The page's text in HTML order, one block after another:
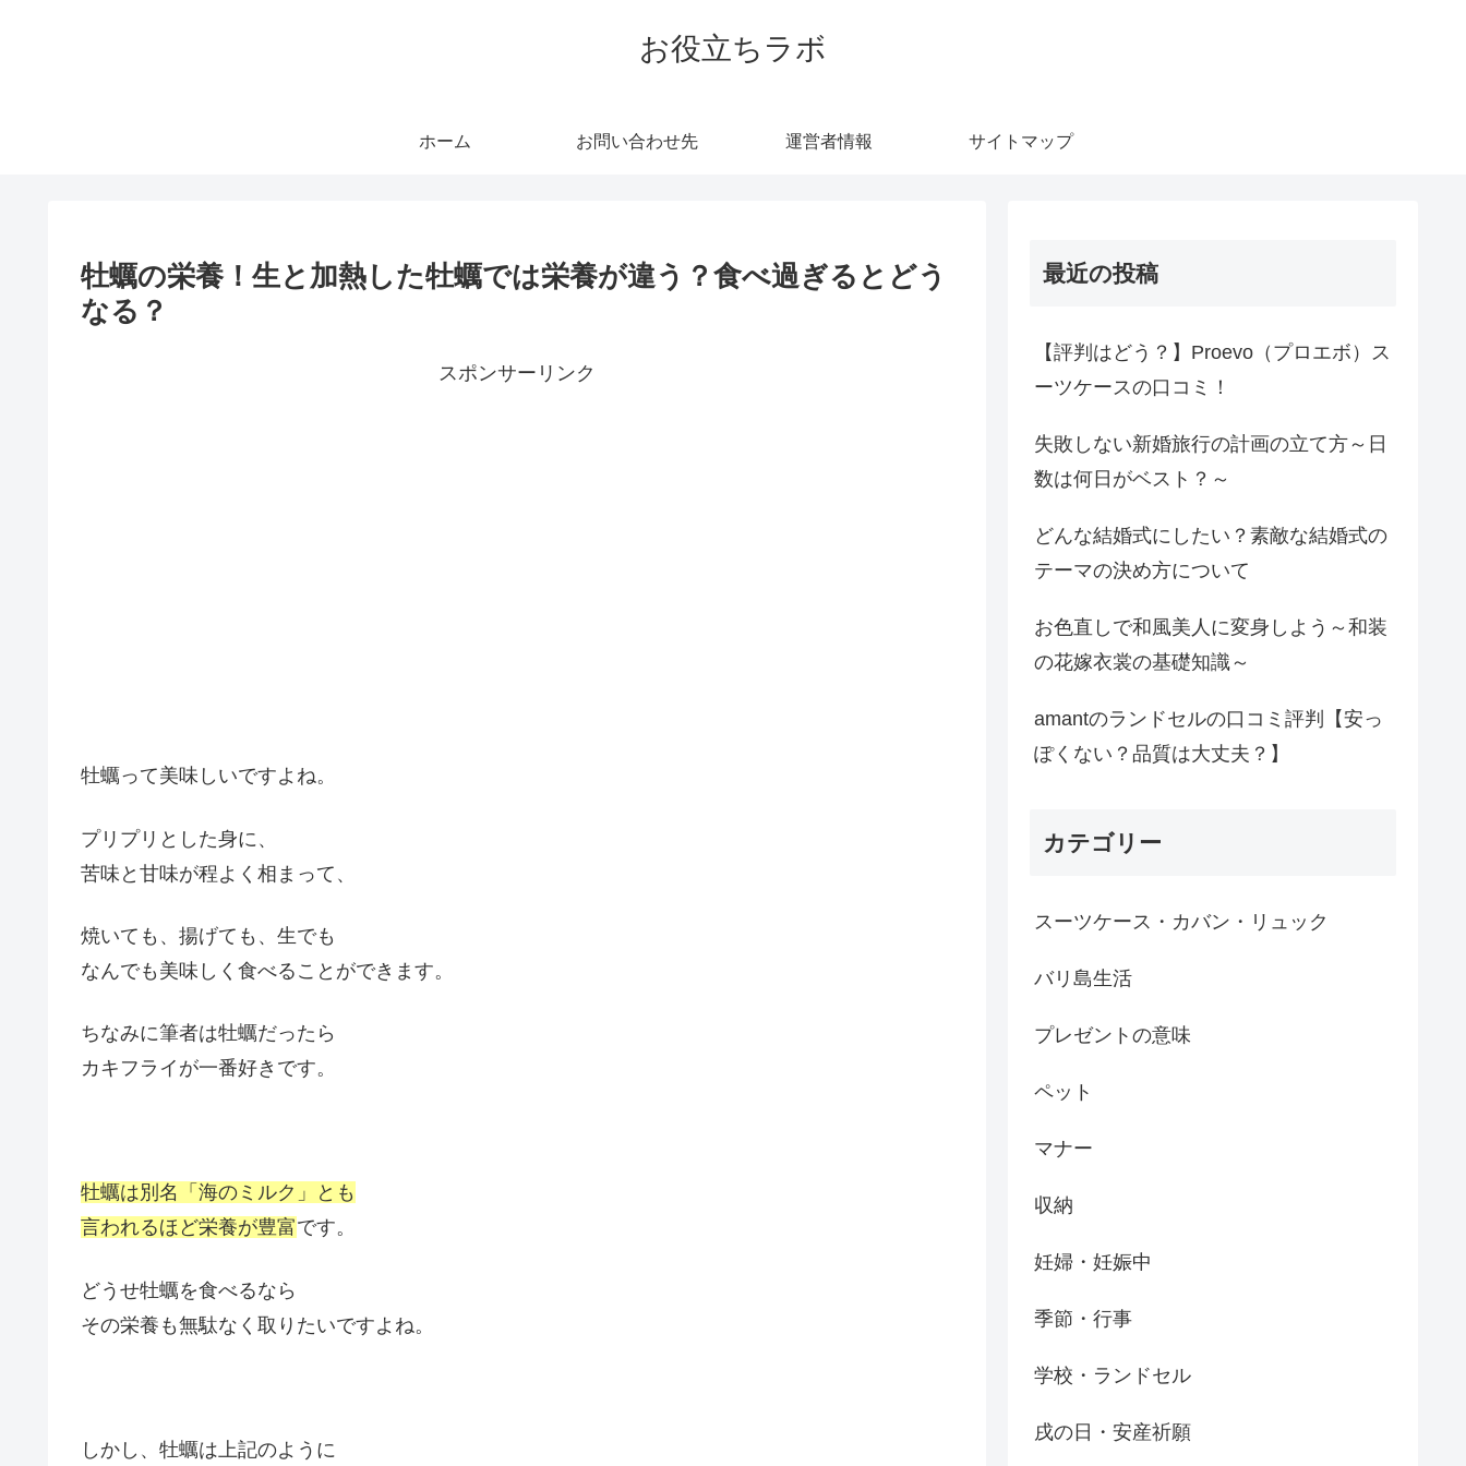
お役立ちラボ
ホーム お問い合わせ先 運営者情報 サイトマップ
牡蠣の栄養！生と加熱した牡蠣では栄養が違う？食べ過ぎるとどう
なる？
スポンサーリンク
牡蠣って美味しいですよね。
プリプリとした身に、
苦味と甘味が程よく相まって、
焼いても、揚げても、生でも
なんでも美味しく食べることができます。
ちなみに筆者は牡蠣だったら
カキフライが一番好きです。
牡蠣は別名「海のミルク」とも
言われるほど栄養が豊富です。
どうせ牡蠣を食べるなら
その栄養も無駄なく取りたいですよね。
しかし、牡蠣は上記のように
最近の投稿
【評判はどう？】Proevo（プロエボ）ス
ーツケースの口コミ！
失敗しない新婚旅行の計画の立て方～日
数は何日がベスト？～
どんな結婚式にしたい？素敵な結婚式の
テーマの決め方について
お色直しで和風美人に変身しよう～和装
の花嫁衣裳の基礎知識～
amantのランドセルの口コミ評判【安っ
ぽくない？品質は大丈夫？】
カテゴリー
スーツケース・カバン・リュック
バリ島生活
プレゼントの意味
ペット
マナー
収納
妊婦・妊娠中
季節・行事
学校・ランドセル
戌の日・安産祈願